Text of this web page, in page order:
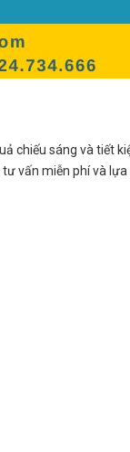
chiếu sáng và tiết
vấn miễn phí và